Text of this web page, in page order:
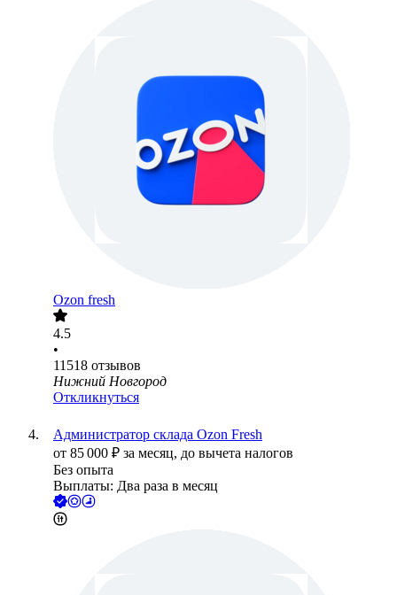
Ozon fresh
4.5
•
11518 отзывов
Нижний Новгород
Откликнуться
Администратор склада Ozon Fresh
от 85 000 ₽ за месяц, до вычета налогов
Без опыта
Выплаты: Два раза в месяц